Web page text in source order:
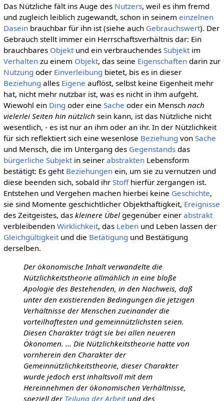
Das Nützliche fält ins Auge des Nutzers, weil es ihm fremd
und zugleich leiblich zugewandt, schon in seinem einzelnen
Daseinbrauchbar für ihn ist (siehe auch Gebrauchswert). Der
Gebrauch stellt immer ein Herrschaftsverhältnis dar: Ein
brauchbares Objektund ein verbrauchendes Subjektim
Verhaltenzu einem Objekt, das seine Eigenschaftendarin zur
Nutzung oder Einverleibung bietet, bis es in dieser
Beziehung alles Eigene auflöst, selbst keine Eigenheit mehr
hat, nicht mehr nutzbar ist, was es nicht in ihm aufgeht.
Wiewohl ein Ding oder eine Sache oder ein Mensch nach
vielerlei Seiten hin nützlich sein kann, ist das Nützliche nicht
wesentlich, - es ist nur an ihm oder an ihr. In der Nützlichkeit
für sich reflektiert sich eine wesenlose Beziehung von Sache
und Mensch, die im Untergang des Gegenstandsdas
bürgerliche Subjektin seiner abstraktenLebensform
bestätigt: Es geht Beziehungenein, um sie zu vernutzen und
diese beenden sich, sobald ihr Stoffhierfür zergangen ist.
Entstehen und Vergehen machen hierbei keine Geschichte,
sie sind Momente geschichtlicher Objekthaftigkeit, Ereignisse
des Zeitgeistes, das kleinere Übelgegenüber einer abstrakt
verbleibenden Wirklichkeit, das Lebenund Leben lassen der
Gleichgültigkeitund die Betätigung und Bestätigung
derselben.
Der ökonomische Inhalt verwandelte die
Nützlichkeitstheorie allmählich in eine bloße
Apologie des Bestehenden, in den Nachweis, daß
unter den existierenden Bedingungen die jetzigen
Verhältnisse der Menschen zueinander die
vorteilhaftesten und gemeinnützlichsten seien.
Diesen Charakter trägt sie bei allen neueren
Ökonomen. ... Die Nützlichkeitstheorie hatte von
vornherein den Charakter der
Gemeinnützlichkeitstheorie, dieser Charakter
wurde jedoch erst inhaltsvoll mit dem
Hereinnehmen der ökonomischen Verhältnisse,
speziell der Teilung der Arbeitund des